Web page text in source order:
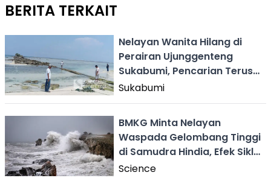
BERITA TERKAIT
Nelayan Wanita Hilang di
Perairan Ujunggenteng
Sukabumi, Pencarian Terus
Dilakukan
Sukabumi
BMKG Minta Nelayan
Waspada Gelombang Tinggi
di Samudra Hindia, Efek Siklon
Tropis Courtney
Science